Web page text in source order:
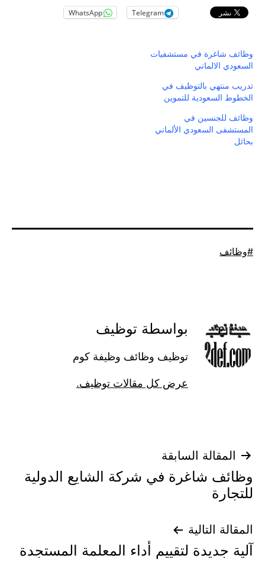
Telegram
WhatsApp
وظائف شاغرة في مستشفيات
السعودي الالماني
تدريب منتهي بالتوظيف في
الخطوط السعودية للتموين
وظائف للجنسين في
المستشفى السعودي الألماني
بحائل
موسوم
وظائف
بواسطة توظيف
توظيف وظائف وظيفة كوم
عرض كل مقالات توظيف.
تصفّح
المقالات
المقالة السابقة
وظائف شاغرة في شركة الشايع الدولية
للتجارة
المقالة التالية
آلية جديدة لتقييم أداء المعلمة المستجدة